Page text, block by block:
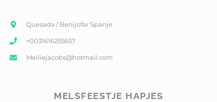
Quesada / Benijofar Spanje
+0031616255657
Melliejacobs@hotmail.com
MELSFEESTJE HAPJES